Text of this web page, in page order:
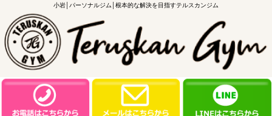
小岩│パーソナルジム│根本的な解決を目指すテルスカンジム